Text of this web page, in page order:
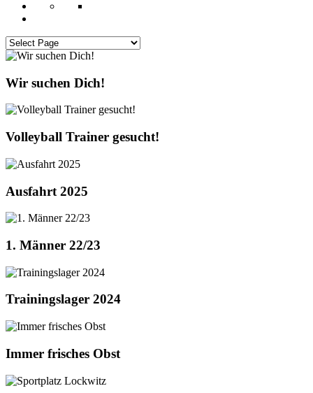
Wir suchen Dich!
Volleyball Trainer gesucht!
Ausfahrt 2025
1. Männer 22/23
Trainingslager 2024
Immer frisches Obst